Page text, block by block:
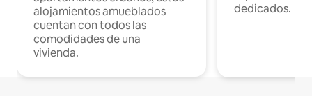
alojamientos amueblados
cuentan con todos las
comodidades de una
vivienda.
dedicados.